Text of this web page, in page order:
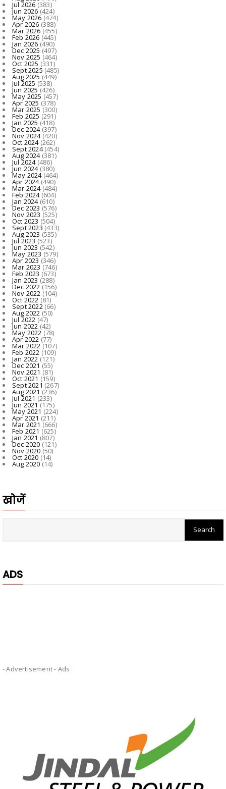
Jul 2026 (383)
Jun 2026(424)
May 2026(474)
Apr 2026 (388)
Mar 2026(455)
Feb 2026 (445)
Jan 2026 (490)
Dec 2025(497)
Nov 2025 (464)
Oct 2025 (331)
Sept 2025 (485)
Aug 2025 (449)
Jul 2025 (538)
Jun 2025(426)
May 2025(457)
Apr 2025 (378)
Mar 2025 (300)
Feb 2025 (291)
Jan 2025 (418)
Dec 2024(397)
Nov 2024(420)
Oct 2024(262)
Sept 2024(454)
Aug 2024(381)
Jul 2024(486)
Jun 2024(380)
May 2024(464)
Apr 2024(490)
Mar 2024(484)
Feb 2024(604)
Jan 2024(610)
Dec 2023(576)
Nov 2023 (525)
Oct 2023 (504)
Sept 2023 (433)
Aug 2023 (535)
Jul 2023 (523)
Jun 2023(542)
May 2023(579)
Apr 2023 (346)
Mar 2023 (746)
Feb 2023 (673)
Jan 2023 (288)
Dec 2022(156)
Nov 2022 (104)
Oct 2022 (81)
Sept 2022(66)
Aug 2022 (50)
Jul 2022 (47)
Jun 2022(42)
May 2022(78)
Apr 2022 (77)
Mar 2022(107)
Feb 2022 (109)
Jan 2022 (121)
Dec 2021 (55)
Nov 2021 (81)
Oct 2021 (159)
Sept 2021 (267)
Aug 2021 (236)
Jul 2021 (233)
Jun 2021(175)
May 2021(224)
Apr 2021 (211)
Mar 2021 (666)
Feb 2021 (625)
Jan 2021 (807)
Dec 2020(121)
Nov 2020 (50)
Oct 2020 (14)
Aug 2020(14)
खोजें
ADS
- Advertisement - Ads